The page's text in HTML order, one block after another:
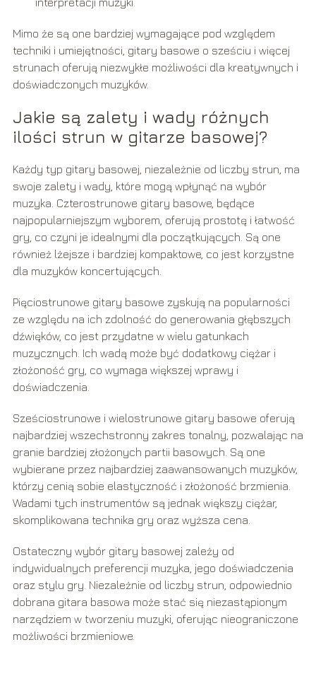
Mimo że są one bardziej wymagające pod względem
techniki i umiejętności, gitary basowe o sześciu i więcej
strunach oferują niezwykłe możliwości dla kreatywnych i
doświadczonych muzyków.
Jakie są zalety i wady różnych
ilości strun w gitarze basowej?
Każdy typ gitary basowej, niezależnie od liczby strun, ma
swoje zalety i wady, które mogą wpłynąć na wybór
muzyka. Czterostrunowe gitary basowe, będące
najpopularniejszym wyborem, oferują prostotę i łatwość
gry, co czyni je idealnymi dla początkujących. Są one
również lżejsze i bardziej kompaktowe, co jest korzystne
dla muzyków koncertujących.
Pięciostrunowe gitary basowe zyskują na popularności
ze względu na ich zdolność do generowania głębszych
dźwięków, co jest przydatne w wielu gatunkach
muzycznych. Ich wadą może być dodatkowy ciężar i
złożoność gry, co wymaga większej wprawy i
doświadczenia.
Sześciostrunowe i wielostrunowe gitary basowe oferują
najbardziej wszechstronny zakres tonalny, pozwalając na
granie bardziej złożonych partii basowych. Są one
wybierane przez najbardziej zaawansowanych muzyków,
którzy cenią sobie elastyczność i złożoność brzmienia.
Wadami tych instrumentów są jednak większy ciężar,
skomplikowana technika gry oraz wyższa cena.
Ostateczny wybór gitary basowej zależy od
indywidualnych preferencji muzyka, jego doświadczenia
oraz stylu gry. Niezależnie od liczby strun, odpowiednio
dobrana gitara basowa może stać się niezastąpionym
narzędziem w tworzeniu muzyki, oferując nieograniczone
możliwości brzmieniowe.